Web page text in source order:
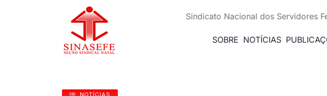
Sindicato Nacional dos Servidores
SOBRE NOTÍCIAS
NOTÍCIAS